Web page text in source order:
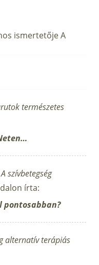
ismertetője A
természetes
A szívbetegség
írta:
pontosabban?
alternatív terápiás